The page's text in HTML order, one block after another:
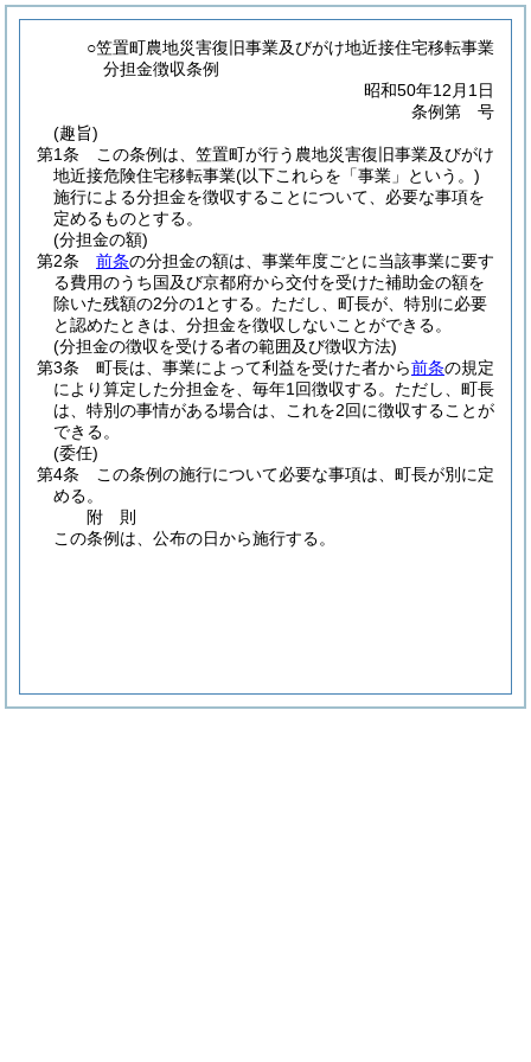
○笠置町農地災害復旧事業及びがけ地近接住宅移転事業
分担金徴収条例
昭和50年12月1日
条例第 号
(趣旨)
第1条
この条例は、笠置町が行う農地災害復旧事業及びがけ
地近接危険住宅移転事業(以下これらを「事業」という。)
施行による分担金を徴収することについて、必要な事項を
定めるものとする。
(分担金の額)
第2条
前条の分担金の額は、事業年度ごとに当該事業に要す
る費用のうち国及び京都府から交付を受けた補助金の額を
除いた残額の2分の1とする。 ただし、町長が、特別に必要
と認めたときは、分担金を徴収しないことができる。
(分担金の徴収を受ける者の範囲及び徴収方法)
第3条
町長は、事業によって利益を受けた者から前条の規定
により算定した分担金を、毎年1回徴収する。 ただし、町長
は、特別の事情がある場合は、これを2回に徴収することが
できる。
(委任)
第4条
この条例の施行について必要な事項は、町長が別に定
める。
附 則
この条例は、公布の日から施行する。